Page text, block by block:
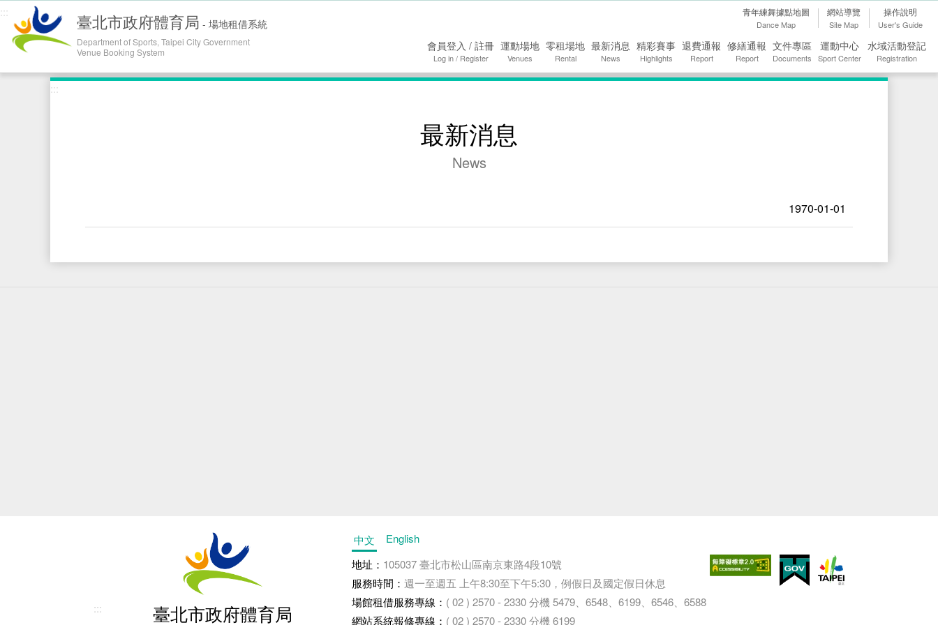
::: 臺北市政府體育局 - 場地租借系統
Department of Sports, Taipei City Government
Venue Booking System
青年練舞據點地圖
Dance Map
網站導覽
Site Map
操作說明
User's Guide
會員登入 / 註冊
Log in / Register
運動場地
Venues
零租場地
Rental
最新消息
News
精彩賽事
Highlights
退費通報
Report
修繕通報
Report
文件專區
Documents
運動中心
Sport Center
水域活動登記
Registration
:::
最新消息
News
1970-01-01
::: 臺北市政府體育局
中文
English
地址： 105037 臺北市松山區南京東路4段10號
服務時間： 週一至週五 上午8:30至下午5:30，例假日及國定假日休息
場館租借服務專線： ( 02 ) 2570 - 2330 分機 5479、6548、6199、6546、6588
網站系統報修專線： ( 02 ) 2570 - 2330 分機 6199